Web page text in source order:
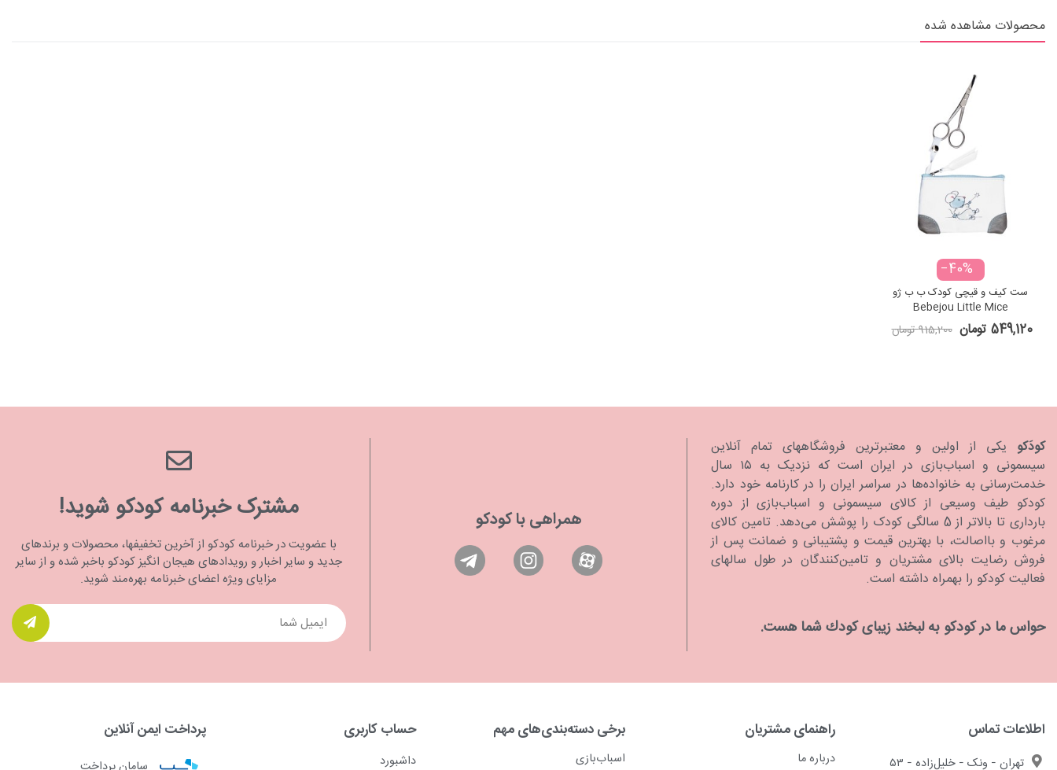
محصولات مشاهده شده
‎−40%
ست کیف و قیچی کودک ب ب ژو
Bebejou Little Mice
549,120 تومان 915,200 تومان
کودَکو یکی از اولین و معتبرترین فروشگاههای تمام آنلاین
سیسمونی و اسباب‌بازی در ایران است که نزدیک به ۱۵ سال
خدمت‌رسانی به خانواده‌ها در سراسر ایران را در کارنامه خود دارد.
كودكو طیف وسیعی از کالای سیسمونی و اسباب‌بازی از دوره
بارداری تا بالاتر از 5 سالگی کودک را پوشش می‌دهد. تامین کالای
مرغوب و بااصالت، با بهترین قیمت و پشتیبانی و ضمانت پس از
فروش رضایت بالای مشتریان و تامین‌کنندگان در طول سالهای
فعالیت کودکو را بهمراه داشته است.
حواس ما در كودكو به لبخند زیبای كودك شما هست.
همراهی با کودکو مشترک خبرنامه کودکو شوید!
با عضویت در خبرنامه کودکو از آخرین تخفیفها، محصولات و برندهای
جدید و سایر اخبار و رویدادهای هیجان انگیز کودکو باخبر شده و از سایر
مزایای ویژه اعضای خبرنامه بهره‌مند شوید.
اطلاعات تماس
تهران - ونک - خلیل‌زاده - ۵۳
راهنمای مشتریان
درباره ما
برخی دسته‌بندی‌های مهم
اسباب‌بازی
حساب کاربری
داشبورد
پرداخت ایمن آنلاین